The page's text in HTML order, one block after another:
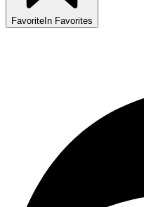
Favorite In Favorites